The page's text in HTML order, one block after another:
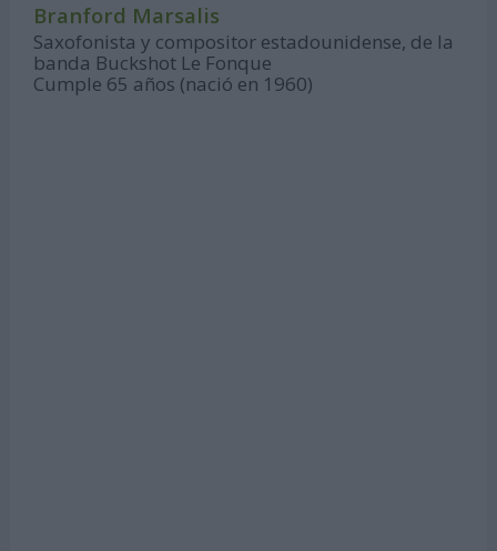
Branford Marsalis
Saxofonista y compositor estadounidense, de la
banda Buckshot Le Fonque
Cumple 65 años (nació en 1960)